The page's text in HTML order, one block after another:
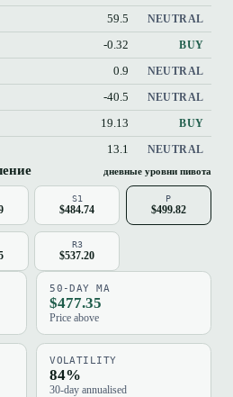
59.5 NEUTRAL
-0.32 BUY
0.9 NEUTRAL
-40.5 NEUTRAL
19.13 BUY
13.1 NEUTRAL
дневные уровни пивота
S1
$484.74
P
$499.82
R3
$537.20
50-DAY MA
$477.35
Price above
VOLATILITY
84%
30-day annualised